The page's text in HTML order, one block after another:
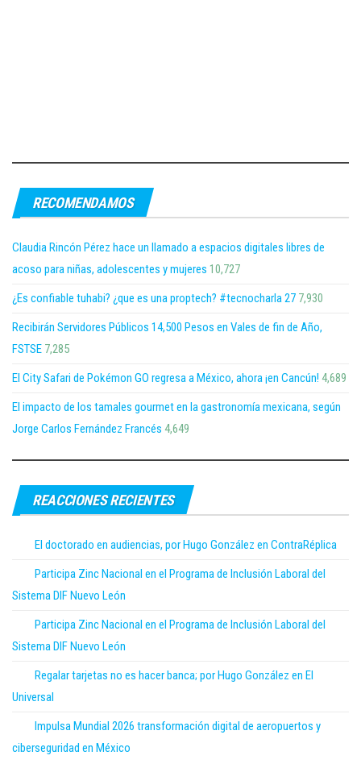
RECOMENDAMOS
Claudia Rincón Pérez hace un llamado a espacios digitales libres de
acoso para niñas, adolescentes y mujeres 10,727
¿Es confiable tuhabi? ¿que es una proptech? #tecnocharla 27 7,930
Recibirán Servidores Públicos 14,500 Pesos en Vales de fin de Año,
FSTSE 7,285
El City Safari de Pokémon GO regresa a México, ahora ¡en Cancún! 4,689
El impacto de los tamales gourmet en la gastronomía mexicana, según
Jorge Carlos Fernández Francés 4,649
REACCIONES RECIENTES
El doctorado en audiencias, por Hugo González en ContraRéplica
Participa Zinc Nacional en el Programa de Inclusión Laboral del
Sistema DIF Nuevo León
Participa Zinc Nacional en el Programa de Inclusión Laboral del
Sistema DIF Nuevo León
Regalar tarjetas no es hacer banca; por Hugo González en El
Universal
Impulsa Mundial 2026 transformación digital de aeropuertos y
ciberseguridad en México